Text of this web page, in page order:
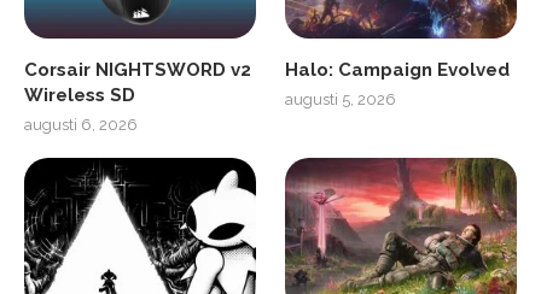
Corsair NIGHTSWORD v2
Wireless SD
augusti 6, 2026
Halo: Campaign Evolved
augusti 5, 2026